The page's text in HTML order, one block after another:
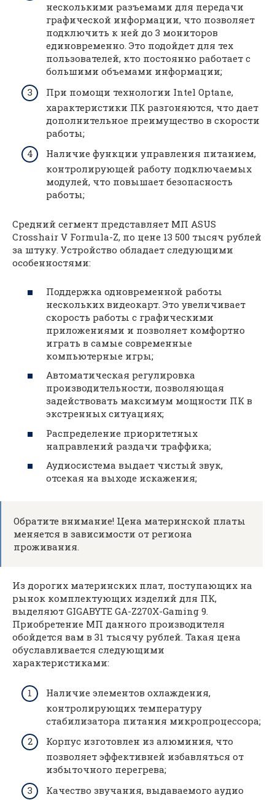
несколькими разъемами для передачи
графической информации, что позволяет
подключить к ней до 3 мониторов
единовременно. Это подойдет для тех
пользователей, кто постоянно работает с
большими объемами информации;
При помощи технологии Intel Optane,
характеристики ПК разгоняются, что дает
дополнительное преимущество в скорости
работы;
Наличие функции управления питанием,
контролирующей работу подключаемых
модулей, что повышает безопасность
работы;
Средний сегмент представляет МП ASUS
Crosshair V Formula-Z, по цене 13 500 тысяч рублей
за штуку. Устройство обладает следующими
особенностями:
Поддержка одновременной работы
нескольких видеокарт. Это увеличивает
скорость работы с графическими
приложениями и позволяет комфортно
играть в самые современные
компьютерные игры;
Автоматическая регулировка
производительности, позволяющая
задействовать максимум мощности ПК в
экстренных ситуациях;
Распределение приоритетных
направлений раздачи траффика;
Аудиосистема выдает чистый звук,
отсекая на выходе искажения;
Обратите внимание! Цена материнской платы
меняется в зависимости от региона
проживания.
Из дорогих материнских плат, поступающих на
рынок комплектующих изделий для ПК,
выделяют GIGABYTE GA-Z270X-Gaming 9.
Приобретение МП данного производителя
обойдется вам в 31 тысячу рублей. Такая цена
обуславливается следующими
характеристиками:
Наличие элементов охлаждения,
контролирующих температуру
стабилизатора питания микропроцессора;
Корпус изготовлен из алюминия, что
позволяет эффективней избавляться от
избыточного перегрева;
Качество звучания, выдаваемого аудио